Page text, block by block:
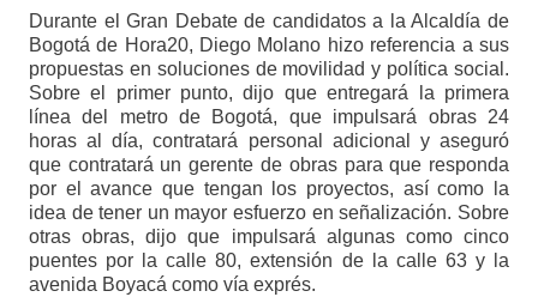
Durante el Gran Debate de candidatos a la Alcaldía de
Bogotá de Hora20, Diego Molano hizo referencia a sus
propuestas en soluciones de movilidad y política social.
Sobre el primer punto, dijo que entregará la primera
línea del metro de Bogotá, que impulsará obras 24
horas al día, contratará personal adicional y aseguró
que contratará un gerente de obras para que responda
por el avance que tengan los proyectos, así como la
idea de tener un mayor esfuerzo en señalización. Sobre
otras obras, dijo que impulsará algunas como cinco
puentes por la calle 80, extensión de la calle 63 y la
avenida Boyacá como vía exprés.